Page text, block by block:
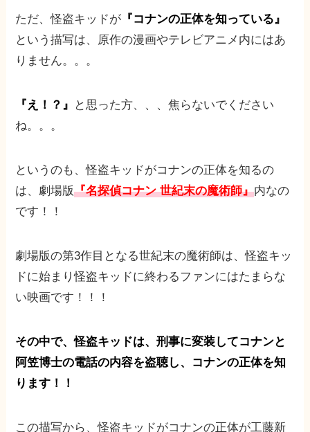
ただ、怪盗キッドが 『コナンの正体を知っている』
という描写は、原作の漫画やテレビアニメ内にはあ
りません。。。
『え！？』
と思った方、、、焦らないでください
ね。。。
というのも、怪盗キッドがコナンの正体を知るの
は、劇場版『名探偵コナン 世紀末の魔術師』内なの
です！！
劇場版の第3作目となる世紀末の魔術師は、怪盗キッ
ドに始まり怪盗キッドに終わるファンにはたまらな
い映画です！！！
その中で、怪盗キッドは、刑事に変装してコナンと
阿笠博士の電話の内容を盗聴し、 コナンの正体を知
ります！！
この描写から、怪盗キッドがコナンの正体が工藤新